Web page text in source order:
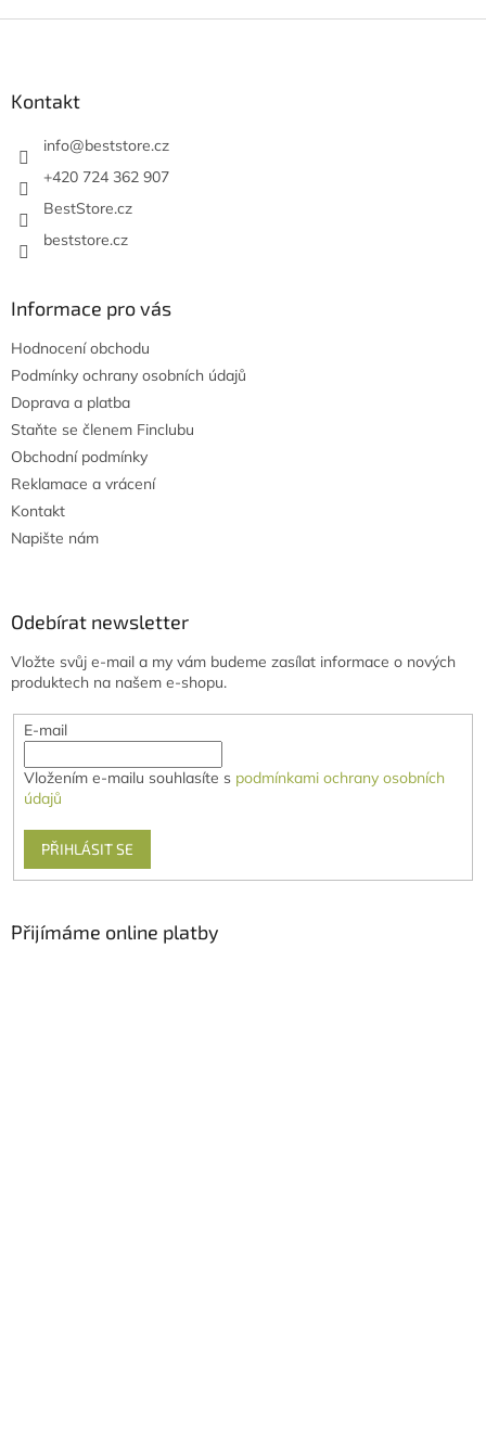
v
Kontakt
info@beststore.cz
+420 724 362 907
BestStore.cz
beststore.cz
Informace pro vás
Hodnocení obchodu
Podmínky ochrany osobních údajů
Doprava a platba
Staňte se členem Finclubu
Obchodní podmínky
Reklamace a vrácení
Kontakt
Napište nám
Odebírat newsletter
Vložte svůj e-mail a my vám budeme zasílat informace o nových
produktech na našem e-shopu.
E-mail
Vložením e-mailu souhlasíte s podmínkami ochrany osobních
údajů
PŘIHLÁSIT SE
Přijímáme online platby